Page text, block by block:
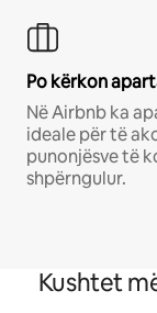
Po kërkon
Në Airbnb ka
ideale për të
punonjësve të
shpërngulur.
Kushtet